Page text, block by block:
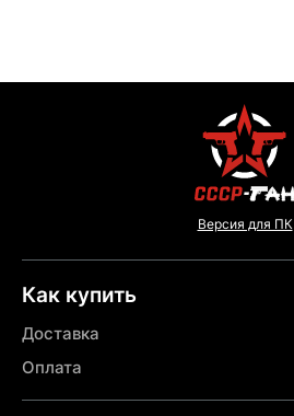
Версия для ПК
Как купить
Доставка
Оплата